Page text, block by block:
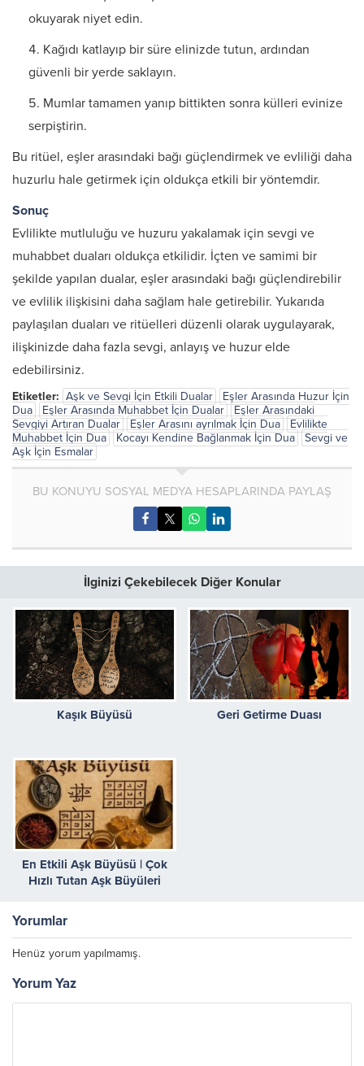
okuyarak niyet edin.
Kağıdı katlayıp bir süre elinizde tutun, ardından
güvenli bir yerde saklayın.
Mumlar tamamen yanıp bittikten sonra külleri evinize
serpiştirin.
Bu ritüel, eşler arasındaki bağı güçlendirmek ve evliliği daha
huzurlu hale getirmek için oldukça etkili bir yöntemdir.
Sonuç
Evlilikte mutluluğu ve huzuru yakalamak için sevgi ve
muhabbet duaları oldukça etkilidir. İçten ve samimi bir
şekilde yapılan dualar, eşler arasındaki bağı güçlendirebilir
ve evlilik ilişkisini daha sağlam hale getirebilir. Yukarıda
paylaşılan duaları ve ritüelleri düzenli olarak uygulayarak,
ilişkinizde daha fazla sevgi, anlayış ve huzur elde
edebilirsiniz.
Etiketler: Aşk ve Sevgi İçin Etkili Dualar
Eşler Arasında Huzur İçin
Dua
Eşler Arasında Muhabbet İçin Dualar
Eşler Arasındaki
Sevgiyi Artıran Dualar
Eşler Arasını ayrılmak İçin Dua
Evlilikte
Muhabbet İçin Dua
Kocayı Kendine Bağlanmak İçin Dua
Sevgi ve
Aşk İçin Esmalar
BU KONUYU SOSYAL MEDYA HESAPLARINDA PAYLAŞ
İlginizi Çekebilecek Diğer Konular
Kaşık Büyüsü Geri Getirme Duası
En Etkili Aşk Büyüsü | Çok
Hızlı Tutan Aşk Büyüleri
Yorumlar
Henüz yorum yapılmamış.
Yorum Yaz